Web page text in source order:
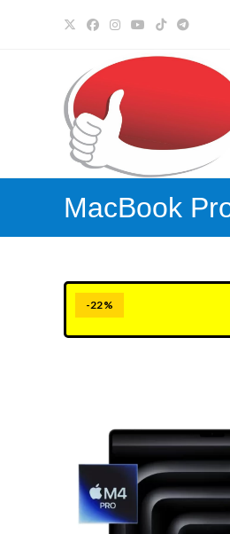
MacBook
-22%